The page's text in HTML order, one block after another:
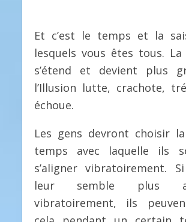
Et c’est le temps et la
lesquels vous êtes tous.
s’étend et devient plus
l’Illusion lutte, crachote,
échoue.
Les gens devront choisir
temps avec laquelle ils
s’aligner vibratoirement.
leur semble plus
vibratoirement, ils